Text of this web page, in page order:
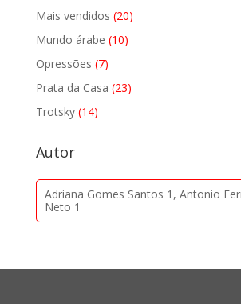
produtos
Mais vendidos 2020
Mundo árabe 1010
Opressões 77
produtos
Prata da Casa 2323
Trotsky 1414
Autor
Adriana Gomes Santos 1, Antonio
Neto 1